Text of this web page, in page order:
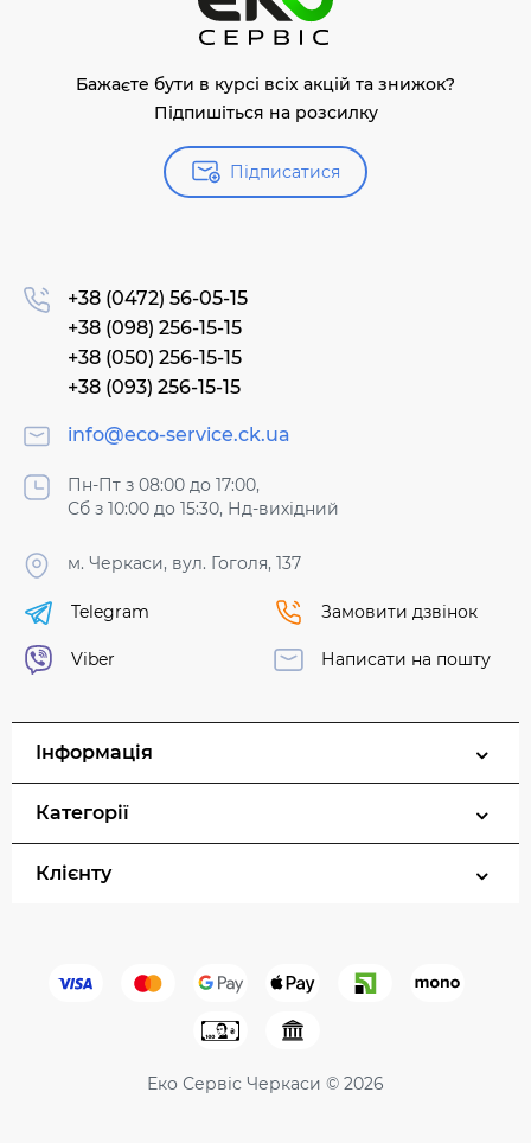
Бажаєте бути в курсі всіх акцій та знижок?
Підпишіться на розсилку
Підписатися
+38 (0472) 56-05-15
+38 (098) 256-15-15
+38 (050) 256-15-15
+38 (093) 256-15-15
info@eco-service.ck.ua
Пн-Пт з 08:00 до 17:00,
Сб з 10:00 до 15:30, Нд-вихідний
м. Черкаси, вул. Гоголя, 137
Telegram
Viber
Замовити дзвінок
Написати на пошту
Інформація
Категорії
Клієнту
Еко Сервіс Черкаси © 2026